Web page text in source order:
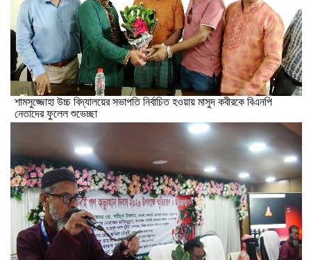
শামসুজ্জোহা উচ্চ বিদ্যালয়ের সভাপতি নির্বাচিত হওয়ায় মাসুদ কবীরকে বিএনপি
নেতাদের ফুলেল শুভেচ্ছা